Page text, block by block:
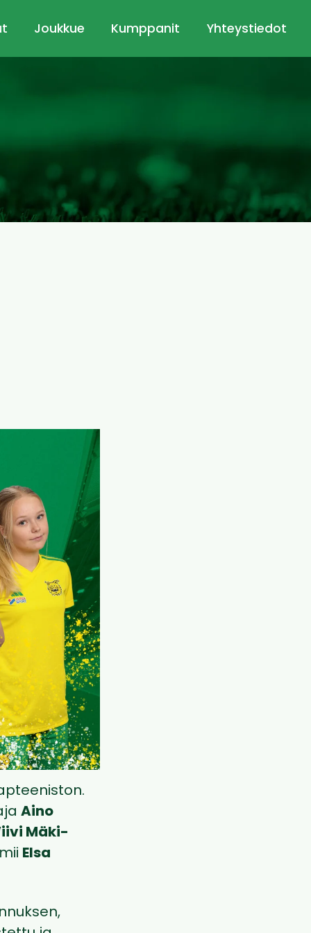
Joukkue Kumppanit Yhteystiedot
Aino
Mäki-
Elsa